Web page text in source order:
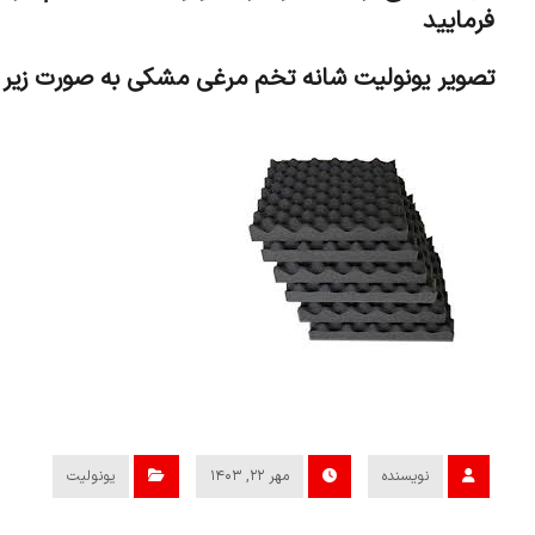
فرمایید
تصویر یونولیت شانه تخم مرغی مشکی به صورت
نویسنده مهر ۲۲, ۱۴۰۳ یونولیت